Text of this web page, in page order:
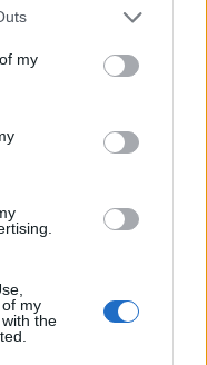
one or more Google
You may click to
third-party tags to
in below Google
my
my
the
e gestione del